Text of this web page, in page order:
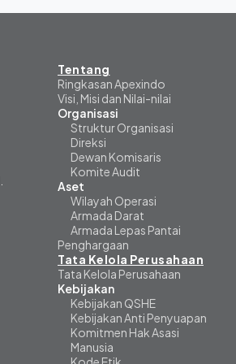
Tentang
Ringkasan Apexindo
Visi, Misi dan Nilai-nilai
Organisasi
Struktur Organisasi
Direksi
Dewan Komisaris
Komite Audit
Aset
Wilayah Operasi
Armada Darat
Armada Lepas Pantai
Penghargaan
Tata Kelola Perusahaan
Tata Kelola Perusahaan
Kebijakan
Kebijakan QSHE
Kebijakan Anti Penyuapan
Komitmen Hak Asasi
Manusia